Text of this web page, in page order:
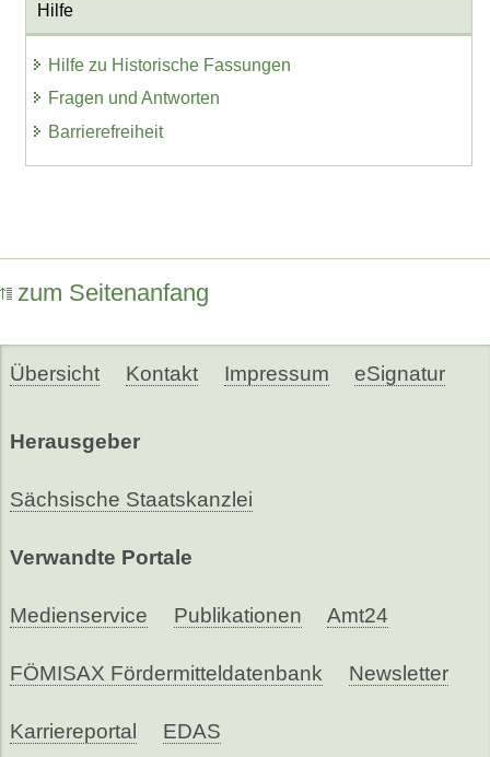
Hilfe
Hilfe zu Historische Fassungen
Fragen und Antworten
Barrierefreiheit
zum Seitenanfang
Übersicht Kontakt Impressum eSignatur
Herausgeber
Sächsische Staatskanzlei
Verwandte Portale
Medienservice Publikationen Amt24
FÖMISAX Fördermitteldatenbank Newsletter
Karriereportal EDAS